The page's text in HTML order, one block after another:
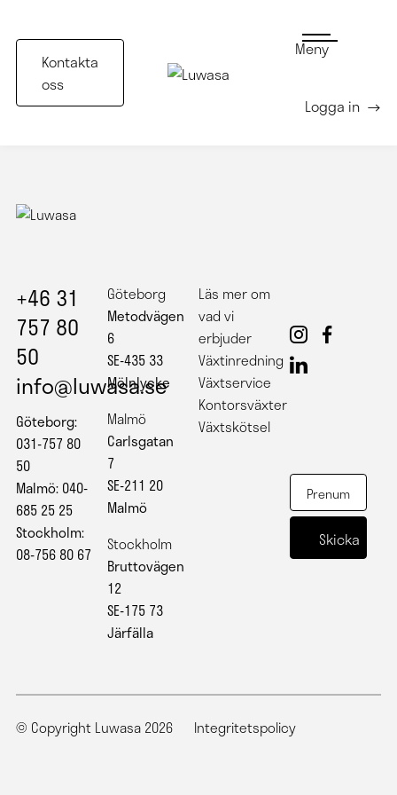
Kontakta
oss
Meny
Logga in
Konstgjort träd i soffgrupp
+46 31
757 80
50
info@luwasa.se
Göteborg:
031-757 80
50
Malmö: 040-
685 25 25
Stockholm:
08-756 80 67
Göteborg
Metodvägen
6
SE-435 33
Mölnlycke
Malmö
Carlsgatan
7
SE-211 20
Malmö
Stockholm
Bruttovägen
12
SE-175 73
Järfälla
Läs mer om
vad vi
erbjuder
Växtinredning
Växtservice
Kontorsväxter
Växtskötsel
© Copyright Luwasa 2026 Integritetspolicy